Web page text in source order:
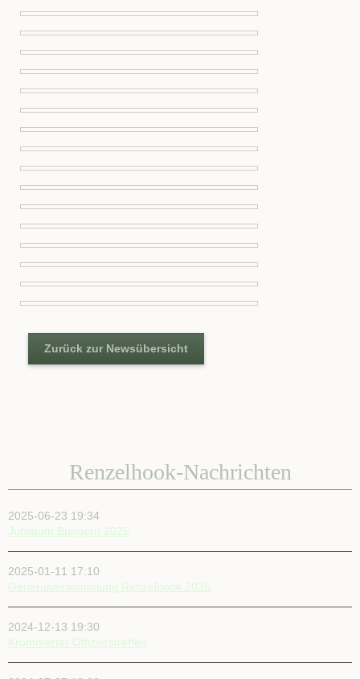
Zurück zur Newsübersicht
Renzelhook-Nachrichten
2025-06-23 19:34
Jubiläum Büngern 2025
2025-01-11 17:10
Generalversammlung Renzelhook 2025
2024-12-13 19:30
Krommerter Offizierstreffen